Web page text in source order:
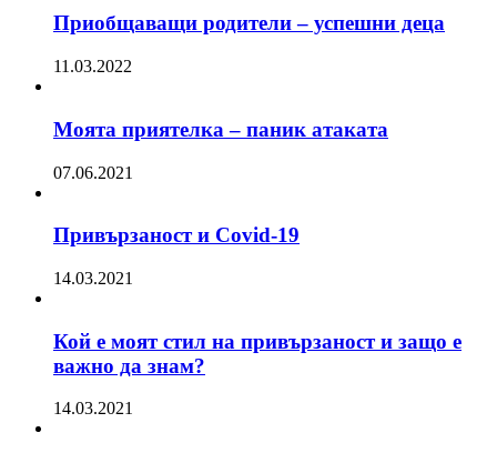
Приобщаващи родители – успешни деца
11.03.2022
Моята приятелка – паник атаката
07.06.2021
Привързаност и Covid-19
14.03.2021
Кой е моят стил на привързаност и защо е
важно да знам?
14.03.2021